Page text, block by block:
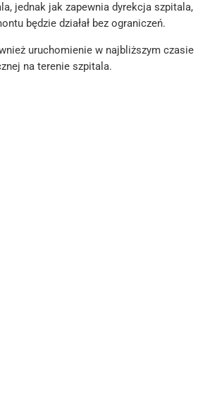
jednak jak zapewnia dyrekcja szpitala,
będzie działał bez ograniczeń.
uruchomienie w najbliższym czasie
na terenie szpitala.